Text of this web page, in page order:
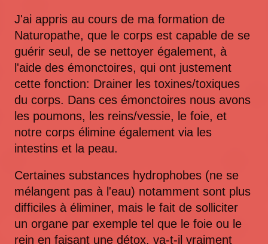
J'ai appris au cours de ma formation de
Naturopathe, que le corps est capable de se
guérir seul, de se nettoyer également, à
l'aide des émonctoires, qui ont justement
cette fonction: Drainer les toxines/toxiques
du corps. Dans ces émonctoires nous avons
les poumons, les reins/vessie, le foie, et
notre corps élimine également via les
intestins et la peau.
Certaines substances hydrophobes (ne se
mélangent pas à l'eau) notamment sont plus
difficiles à éliminer, mais le fait de solliciter
un organe par exemple tel que le foie ou le
rein en faisant une détox, va-t-il vraiment